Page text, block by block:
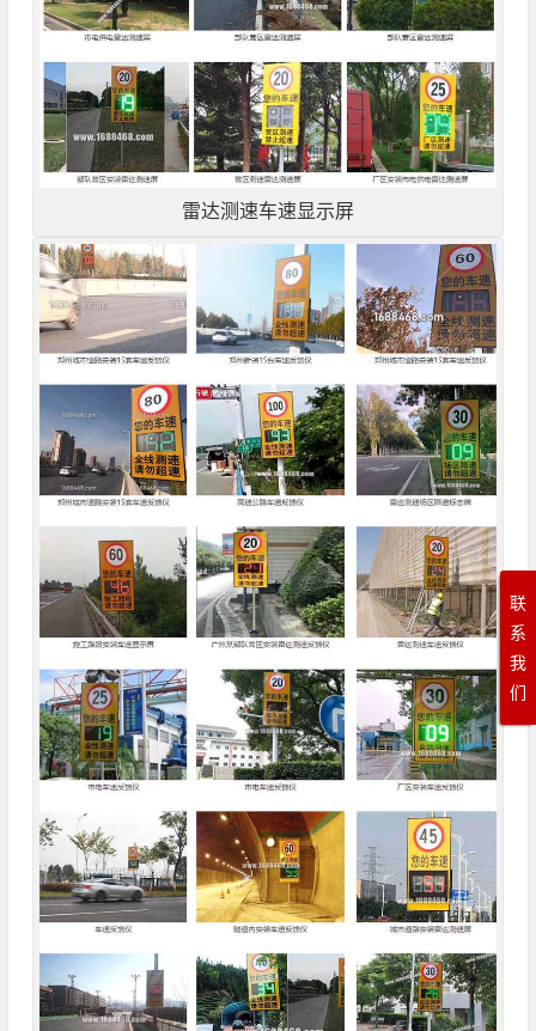
雷达测速车速显示屏
联
系
我
们